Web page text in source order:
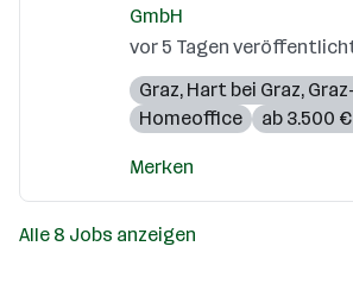
GmbH
vor 5 Tagen
Graz, Hart bei Graz, Graz-
Homeoffice
ab 3.500
Merken
Alle 8 Jobs anzeigen